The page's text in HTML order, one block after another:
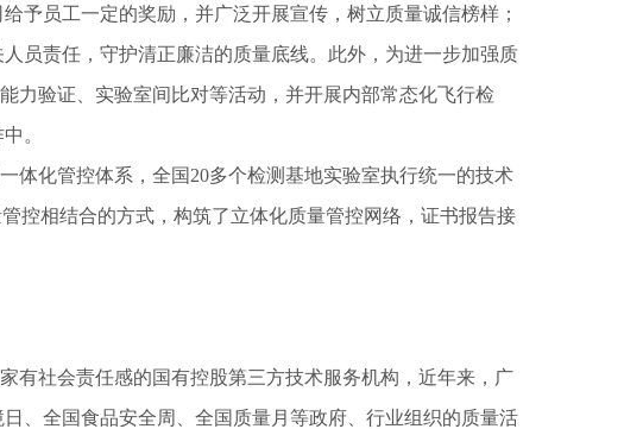
予员工一定的奖励，并广泛开展宣传，树立质量诚信榜样；
员责任，守护清正廉洁的质量底线。此外，为进一步加强质
力验证、实验室间比对等活动，并开展内部常态化飞行检
。
化管控体系，全国20多个检测基地实验室执行统一的技术
控相结合的方式，构筑了立体化质量管控网络，证书报告接
社会责任感的国有控股第三方技术服务机构，近年来，广
、全国食品安全周、全国质量月等政府、行业组织的质量活